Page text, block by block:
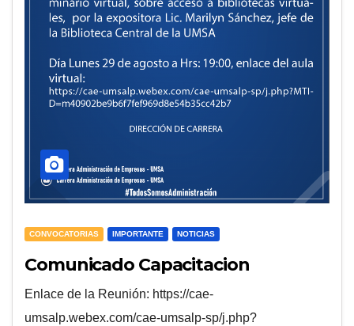
CONVOCATORIAS IMPORTANTE NOTICIAS
Comunicado Capacitacion
Enlace de la Reunión: https://cae-
umsalp.webex.com/cae-umsalp-sp/j.php?